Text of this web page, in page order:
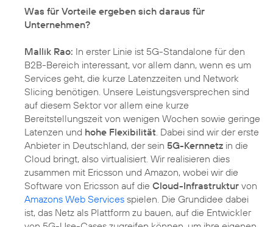
Was für Vorteile ergeben sich daraus für
Unternehmen?
Mallik Rao: In erster Linie ist 5G-Standalone für den
B2B-Bereich interessant, vor allem dann, wenn es um
Services geht, die kurze Latenzzeiten und Network
Slicing benötigen. Unsere Leistungsversprechen sind
auf diesem Sektor vor allem eine kurze
Bereitstellungszeit von wenigen Wochen sowie geringe
Latenzen und hohe Flexibilität . Dabei sind wir der erste
Anbieter in Deutschland, der sein 5G-Kernnetz in die
Cloud bringt, also virtualisiert. Wir realisieren dies
zusammen mit Ericsson und Amazon, wobei wir die
Software von Ericsson auf die Cloud-Infrastruktur von
Amazons Web Services spielen. Die Grundidee dabei
ist, das Netz als Plattform zu bauen, auf die Entwickler